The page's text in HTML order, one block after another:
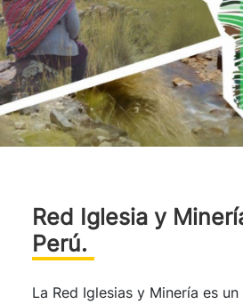
Red Iglesia y
Perú.
La Red Iglesias y Minería es